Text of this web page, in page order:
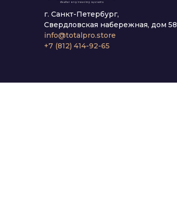
г. Санкт-Петербург,
Свердловская набережная, дом 58
info@totalpro.store
+7 (812) 414-92-65